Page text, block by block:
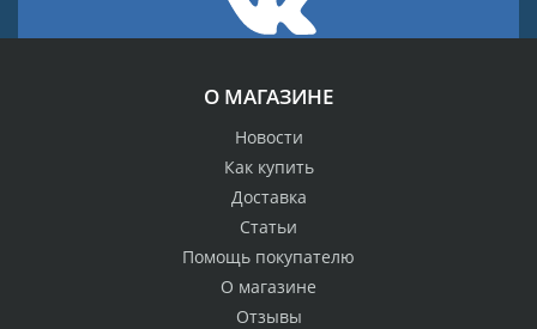
О МАГАЗИНЕ
Новости
Как купить
Доставка
Статьи
Помощь покупателю
О магазине
Отзывы